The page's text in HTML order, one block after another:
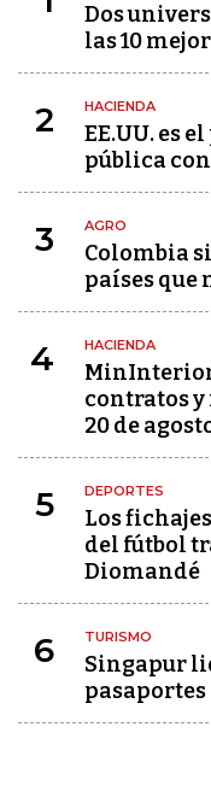
Dos
las 10
2 HACIENDA
EE.UU. es
pública
3 AGRO
Colombia
países que
4 HACIENDA
MinInterior
contratos
20 de
5 DEPORTES
Los
del fútbol
Diomandé
6 TURISMO
Singapur